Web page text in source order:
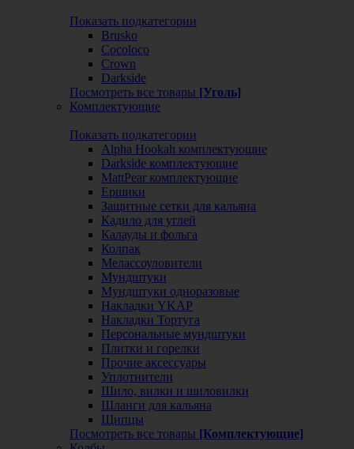
Показать подкатегории
Brusko
Cocoloco
Crown
Darkside
Посмотреть все товары [Уголь]
Комплектующие
Показать подкатегории
Alpha Hookah комплектующие
Darkside комплектующие
MattPear комплектующие
Ершики
Защитные сетки для кальяна
Кадило для углей
Калауды и фольга
Колпак
Мелассоуловители
Мундштуки
Мундштуки одноразовые
Накладки YKAP
Накладки Тортуга
Персональные мундштуки
Плитки и горелки
Прочие аксессуары
Уплотнители
Шило, вилки и шиловилки
Шланги для кальяна
Щипцы
Посмотреть все товары [Комплектующие]